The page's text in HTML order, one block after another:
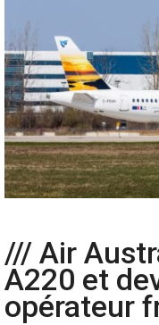
/// Air
A220 et
opérateur